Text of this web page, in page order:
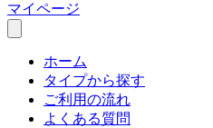
マイページ
ホーム
タイプから探す
ご利用の流れ
よくある質問